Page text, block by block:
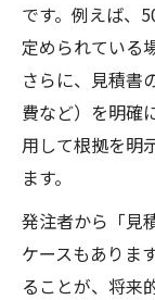
建設
建設
法定
ク
材料費や
建設
です。例えば、
定められている
さらに、見積書
費など）を明確
用して根拠を明
ます。
発注者から「見
ケースもありま
ることが、将来